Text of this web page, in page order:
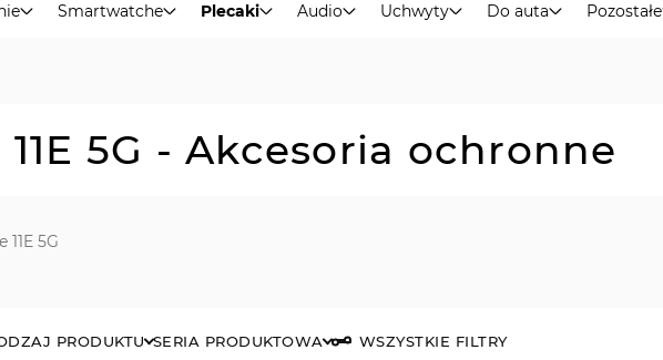
Smartwatche Plecaki Audio Uchwyty Do auta Pozostałe
5G - Akcesoria ochronne
5G
PRODUKTU SERIA PRODUKTOWA WSZYSTKIE FILTRY